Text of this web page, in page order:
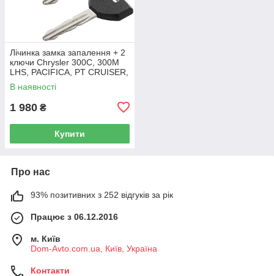
Лічинка замка запалення + 2
ключи Chrysler 300C, 300M
LHS, PACIFICA, PT CRUISER,
SEBRING 5003843AB
В наявності
1 980 ₴
Купити
Про нас
93% позитивних з 252 відгуків за рік
Працює з 06.12.2016
м. Київ
Dom-Avto.com.ua, Київ, Україна
Контакти